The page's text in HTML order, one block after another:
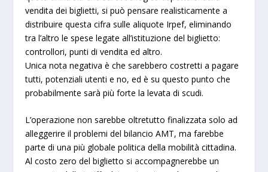
vendita dei biglietti, si può pensare realisticamente a
distribuire questa cifra sulle aliquote Irpef, eliminando
tra l’altro le spese legate all’istituzione del biglietto:
controllori, punti di vendita ed altro.
Unica nota negativa è che sarebbero costretti a pagare
tutti, potenziali utenti e no, ed è su questo punto che
probabilmente sarà più forte la levata di scudi.
L’operazione non sarebbe oltretutto finalizzata solo ad
alleggerire il problemi del bilancio AMT, ma farebbe
parte di una più globale politica della mobilità cittadina.
Al costo zero del biglietto si accompagnerebbe un